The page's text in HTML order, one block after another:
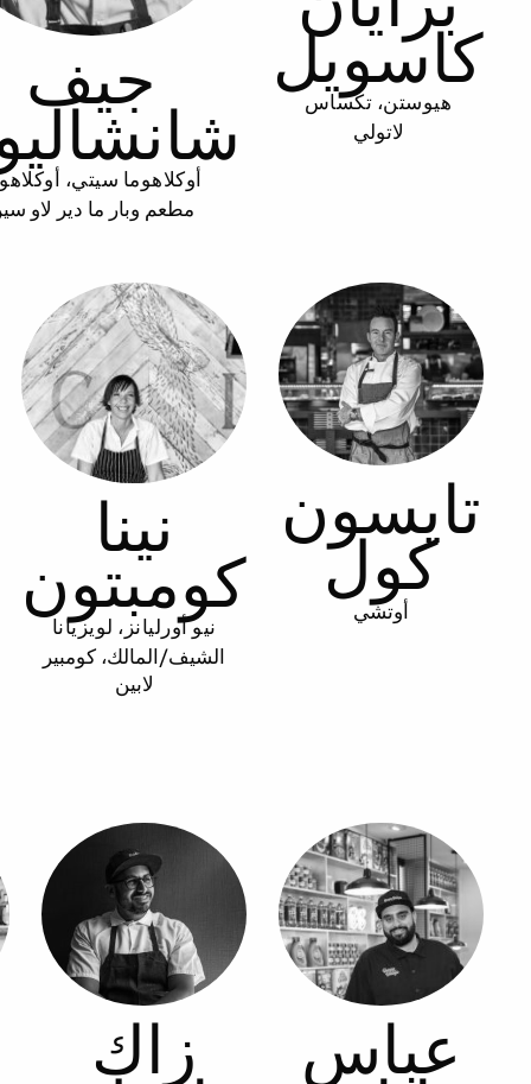
كاسويل
هيوستن، تكساس
لاتولي
جيف
أوكلاهوما سيتي،
مطعم وبار ما دير لاو
تايسون
كول
أوتشي
نينا
كومبتون
نيو أورليانز، لويزيانا
الشيف/المالك، كومبير
لابين
عباس زاك